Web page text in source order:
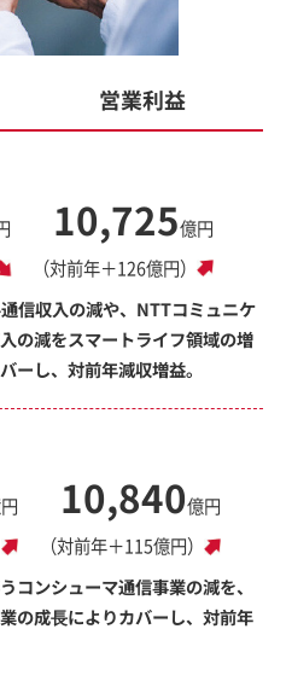
営業利益
10,725億円
（対前年＋126億円）
信収入の減や、NTTコミュニケ
の減をスマートライフ領域の増
ーし、対前年減収増益。
10,840億円
（対前年＋115億円）
コンシューマ通信事業の減を、
の成⾧によりカバーし、対前年